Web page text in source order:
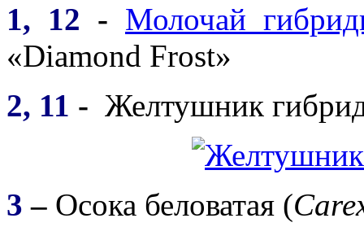
1, 12 - Молочай
«Diamond Frost»
2, 11 - Желтушник
3 – Осока беловатая (